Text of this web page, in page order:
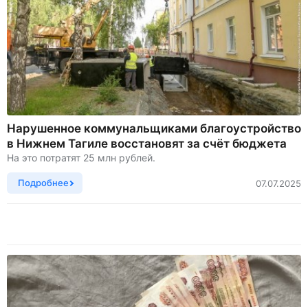
Нарушенное коммунальщиками благоустройство
в Нижнем Тагиле восстановят за счёт бюджета
На это потратят 25 млн рублей.
Подробнее 07.07.2025